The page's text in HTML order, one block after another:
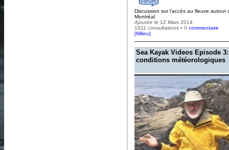
Discussion sur l'accès au fleuve autour
Montréal
Ajoutée le 12 Mars 2014
1011 consultations • 0 commentaire
[Milieu]
Sea Kayak Videos Episode
conditions météorologiques